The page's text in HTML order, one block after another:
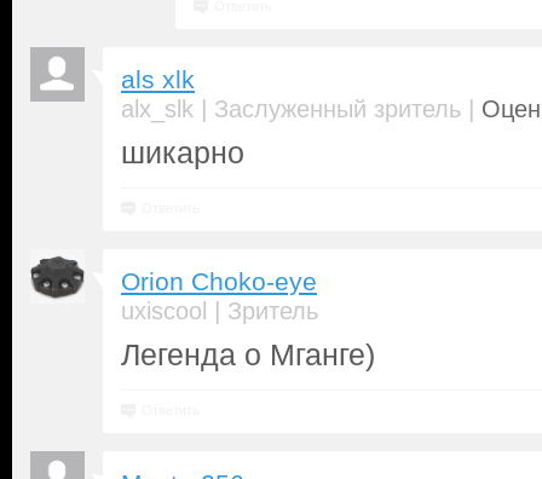
als xlk
alx_slk | Заслуженный зритель |
шикарно
Orion Choko-eye
uxiscool | Зритель
Легенда о Мганге)